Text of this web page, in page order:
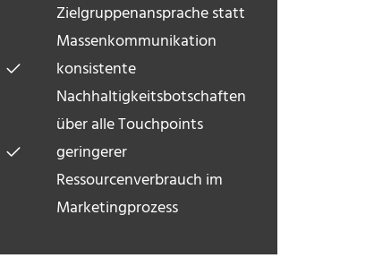
Zielgruppenansprache statt
Massenkommunikation
konsistente
Nachhaltigkeitsbotschaften
über alle Touchpoints
geringerer
Ressourcenverbrauch im
Marketingprozess